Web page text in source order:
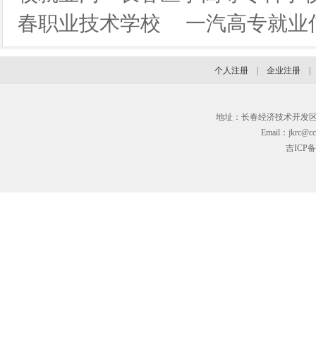
春职业技术学校
一汽高专就业
个人注册 企业注册
地址：长春经济技术开发
Email：
吉ICP